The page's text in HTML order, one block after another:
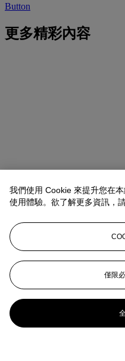
Button
更多精彩內容
我們使用 Cookie 來提升您在
使用體驗。欲了解更多資訊，
僅限